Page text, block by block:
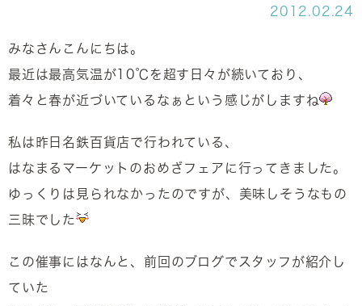
2012.02.24
みなさんこんにちは。
最近は最高気温が10℃を超す日々が続いており、
着々と春が近づいているなぁという感じがしますね
私は昨日名鉄百貨店で行われている、
はなまるマーケットのおめざフェアに行ってきました。
ゆっくりは見られなかったのですが、美味しそうなもの
三昧でした
この催事にはなんと、前回のブログでスタッフが紹介し
ていた